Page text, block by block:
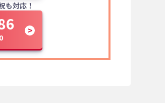
も対応！